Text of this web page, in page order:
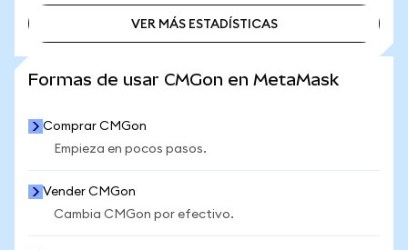
VER MÁS ESTADÍSTICAS
Formas de usar CMGon en MetaMask
Comprar CMGon
Empieza en pocos pasos.
Vender CMGon
Cambia CMGon por efectivo.